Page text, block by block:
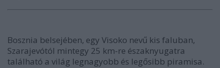
Bosznia belsejében, egy Visoko nevű kis faluban,
Szarajevótól mintegy 25 km-re északnyugatra
található a világ legnagyobb és legősibb piramisa.